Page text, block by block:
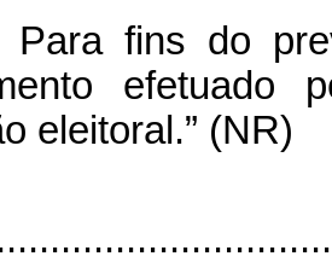
fins do
efetuado
eleitoral.” (NR)